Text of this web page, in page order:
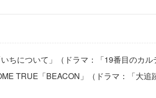
ちについて」（ドラマ：「19番目のカル
TRUE「BEACON」（ドラマ：「大追